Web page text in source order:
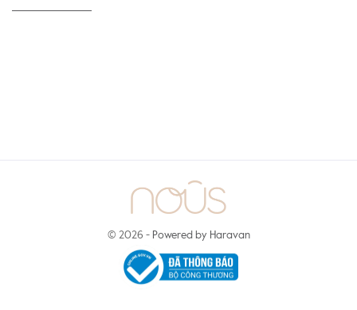
© 2026 - Powered by Haravan